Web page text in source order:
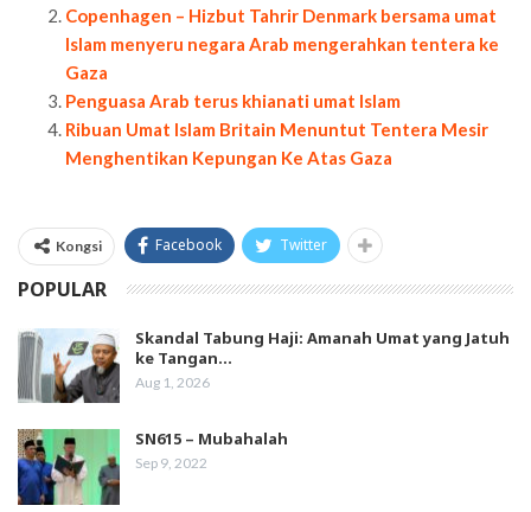
Copenhagen – Hizbut Tahrir Denmark bersama umat
Islam menyeru negara Arab mengerahkan tentera ke
Gaza
Penguasa Arab terus khianati umat Islam
Ribuan Umat Islam Britain Menuntut Tentera Mesir
Menghentikan Kepungan Ke Atas Gaza
Kongsi Facebook Twitter
POPULAR
Skandal Tabung Haji: Amanah Umat yang Jatuh
ke Tangan…
Aug 1, 2026
SN615 – Mubahalah
Sep 9, 2022